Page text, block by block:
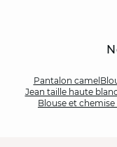
sur votre
Je m'inscris
Pantalon camel
Jean taille haute blanc
Blouse et